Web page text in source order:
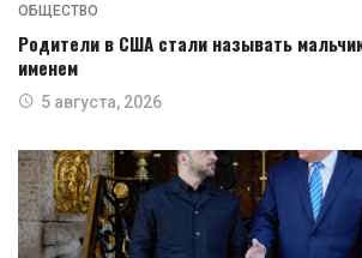
ОБЩЕСТВО
Родители в США стали называть
именем
5 августа, 2026